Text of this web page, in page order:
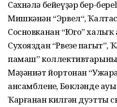
Сәхнәлә бейеүҙәр бер-
Мишкәнән “Эрвел“,
Сосновканан “Юго” халыҡ
Сухояздан “Рвезе
памаш”
Мәҙәниәт йортонан
ансамбленең, Бөкләнде
Ҡарғанан килгән дуэттың